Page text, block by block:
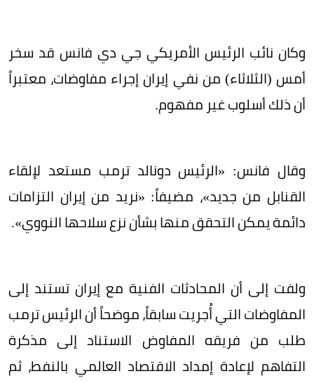
وكان نائب الرئيس الأمريكي جي دي فانس قد سخر
أمس (الثلاثاء) من نفي إيران إجراء مفاوضات، معتبراً
أن ذلك أسلوب غير مفهوم.
وقال فانس: «الرئيس دونالد ترمب مستعد لإلقاء
القنابل من جديد»، مضيفاً: «نريد من إيران التزامات
دائمة يمكن التحقق منها بشأن نزع سلاحها النووي».
ولفت إلى أن المحادثات الفنية مع إيران تستند إلى
المفاوضات التي أُجريت سابقاً، موضحاً أن الرئيس ترمب
طلب من فريقه المفاوض الاستناد إلى مذكرة
التفاهم لإعادة إمداد الاقتصاد العالمي بالنفط، ثم